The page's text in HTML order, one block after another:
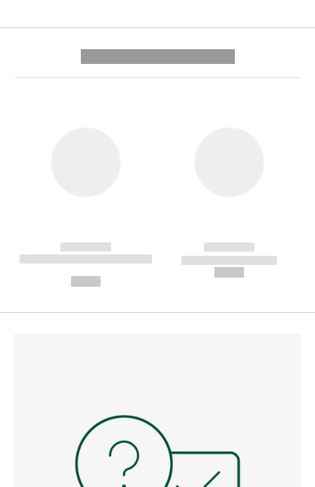
------------
----------- ----------- --------
------------
----------- -----------